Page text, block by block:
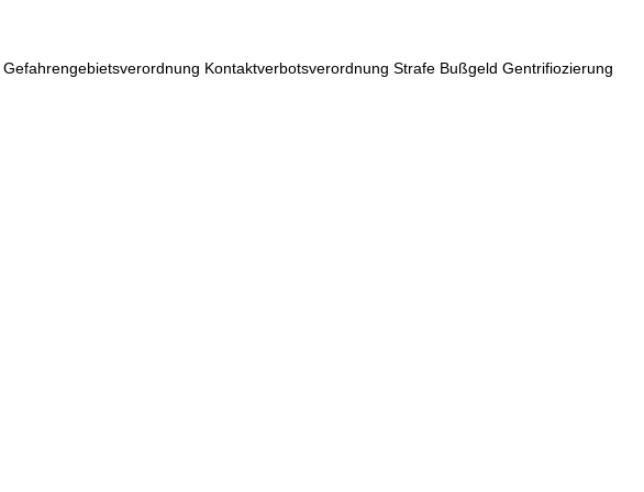
Kontaktverbotsverordnung Strafe Bußgeld Gentrifiozierung